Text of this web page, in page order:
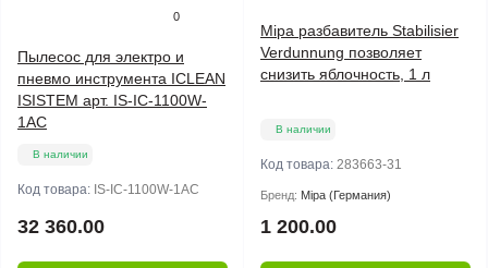
0
Пылесос для электро и
пневмо инструмента ICLEAN
ISISTEM арт. IS-IC-1100W-
1AC
В наличии
Код товара: IS-IC-1100W-1AC
32 360.00
Mipa разбавитель Stabilisier
Verdunnung позволяет
снизить яблочность, 1 л
В наличии
Код товара: 283663-31
Бренд: Mipa (Германия)
1 200.00